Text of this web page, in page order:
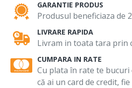
GARANTIE PRODUS
Produsul beneficiaza de
LIVRARE RAPIDA
Livram in toata tara prin
CUMPARA IN RATE
Cu plata în rate te bucuri
că ai un card de credit,